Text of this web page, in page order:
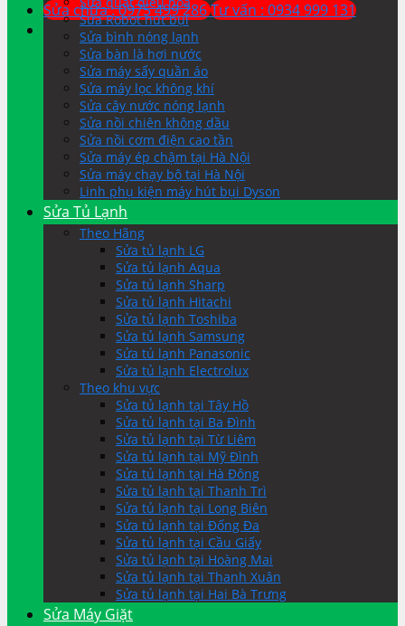
Sửa chữa : 0975 499 286Tư vấn : 0934 999 131
Sửa Robot hút bụi
Sửa bình nóng lạnh
Sửa bàn là hơi nước
Sửa máy sấy quần áo
Sửa máy lọc không khí
Sửa cây nước nóng lạnh
Sửa nồi chiên không dầu
Sửa nồi cơm điện cao tần
Sửa máy ép chậm tại Hà Nội
Sửa máy chạy bộ tại Hà Nội
Linh phụ kiện máy hút bụi Dyson
Sửa Tủ Lạnh
Theo Hãng
Sửa tủ lạnh LG
Sửa tủ lạnh Aqua
Sửa tủ lạnh Sharp
Sửa tủ lạnh Hitachi
Sửa tủ lạnh Toshiba
Sửa tủ lạnh Samsung
Sửa tủ lạnh Panasonic
Sửa tủ lạnh Electrolux
Theo khu vực
Sửa tủ lạnh tại Tây Hồ
Sửa tủ lạnh tại Ba Đình
Sửa tủ lạnh tại Từ Liêm
Sửa tủ lạnh tại Mỹ Đình
Sửa tủ lạnh tại Hà Đông
Sửa tủ lạnh tại Thanh Trì
Sửa tủ lạnh tại Long Biên
Sửa tủ lạnh tại Đống Đa
Sửa tủ lạnh tại Cầu Giấy
Sửa tủ lạnh tại Hoàng Mai
Sửa tủ lạnh tại Thanh Xuân
Sửa tủ lạnh tại Hai Bà Trưng
Sửa Máy Giặt